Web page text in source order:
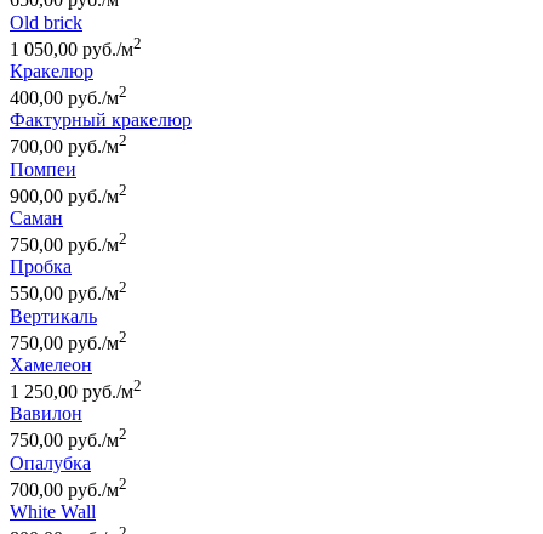
Old brick
1 050,00 руб./м2
Кракелюр
400,00 руб./м2
Фактурный кракелюр
700,00 руб./м2
Помпеи
900,00 руб./м2
Саман
750,00 руб./м2
Пробка
550,00 руб./м2
Вертикаль
750,00 руб./м2
Хамелеон
1 250,00 руб./м2
Вавилон
750,00 руб./м2
Опалубка
700,00 руб./м2
White Wall